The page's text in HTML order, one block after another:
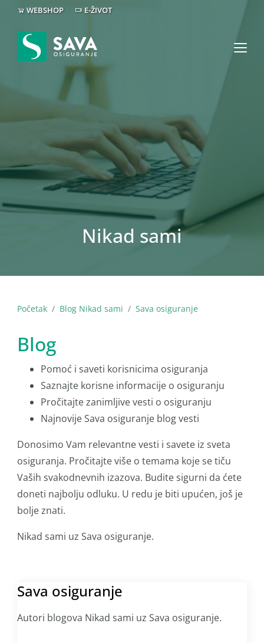
WEBSHOP E-ŽIVOT
Nikad sami
Početak Blog Nikad sami Sava osiguranje
Blog
Pomoć i saveti korisnicima osiguranja
Saznajte korisne informacije o osiguranju
Pročitajte zanimljive vesti o osiguranju
Najnovije Sava osiguranje blog vesti
Donosimo Vam relevantne vesti i savete iz sveta
osiguranja. Pročitajte više o temama koje se tiču
Vaših svakodnevnih izazova. Budite sigurni da ćete
doneti najbolju odluku. U redu je biti upućen, još je
bolje znati.
Nikad sami uz Sava osiguranje.
Sava osiguranje
Autori blogova Nikad sami uz Sava osiguranje.